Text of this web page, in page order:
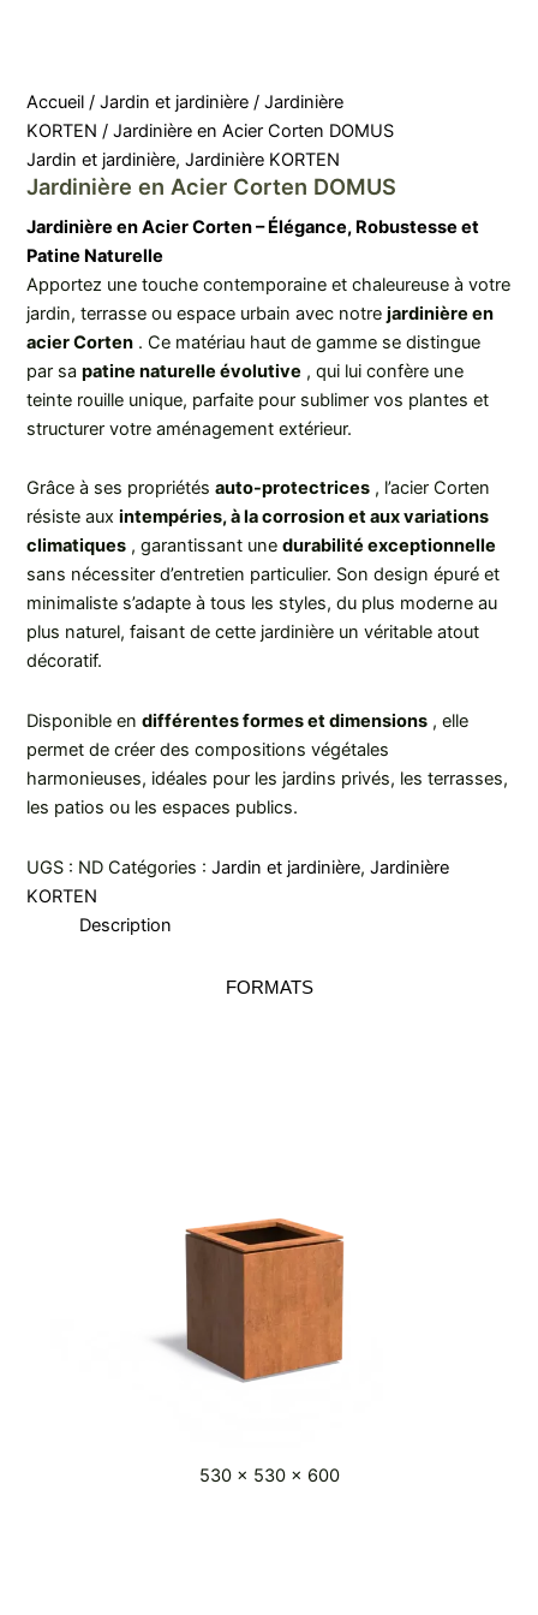
Accueil /Jardin et jardinière /Jardinière
KORTEN / Jardinière en Acier Corten DOMUS
Jardin et jardinière,Jardinière KORTEN
Jardinière en Acier Corten DOMUS
Jardinière en Acier Corten – Élégance, Robustesse et
Patine Naturelle
Apportez une touche contemporaine et chaleureuse à votre
jardin, terrasse ou espace urbain avec notrejardinière en
acier Corten . Ce matériau haut de gamme se distingue
par sapatine naturelle évolutive , qui lui confère une
teinte rouille unique, parfaite pour sublimer vos plantes et
structurer votre aménagement extérieur.
Grâce à ses propriétésauto-protectrices , l’acier Corten
résiste auxintempéries, à la corrosion et aux variations
climatiques , garantissant unedurabilité exceptionnelle
sans nécessiter d’entretien particulier. Son design épuré et
minimaliste s’adapte à tous les styles, du plus moderne au
plus naturel, faisant de cette jardinière un véritable atout
décoratif.
Disponible endifférentes formes et dimensions , elle
permet de créer des compositions végétales
harmonieuses, idéales pour les jardins privés, les terrasses,
les patios ou les espaces publics.
UGS : ND Catégories :Jardin et jardinière,Jardinière
KORTEN
Description
FORMATS
530 x 530 x 600